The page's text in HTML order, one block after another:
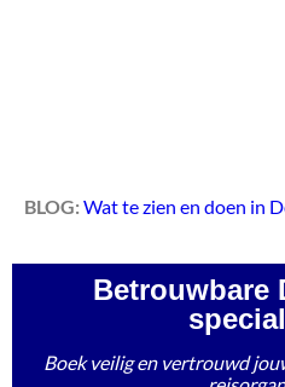
BLOG:Wat te zien en doen in
Betrouwbare
Boek veilig en vertrouwd